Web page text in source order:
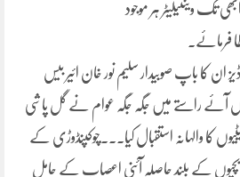
تک وینٹیلیٹر ہر موجود
فرمائے۔
ان کا باپ صوبیدار سلیم نور خان ائیر بیس
آئے راستے میں جگہ جگہ عوام نے گل پاشی
بیٹیوں کا والہانہ استقبال کیا۔۔۔چوکپنڈوڑی کے
بچیوں کے بلند حاصلہ آئنی اعصاب کے حامل